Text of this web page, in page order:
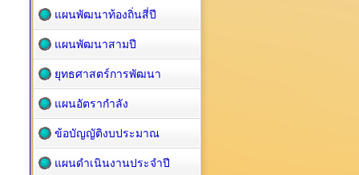
แผนพัฒนาท้องถิ่นสี่ปี
แผนพัฒนาสามปี
ยุทธศาสตร์การพัฒนา
แผนอัตรากำลัง
ข้อบัญญัติงบประมาณ
แผนดำเนินงานประจำปี